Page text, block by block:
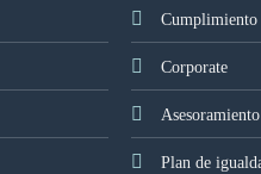
Corporate
Plan de